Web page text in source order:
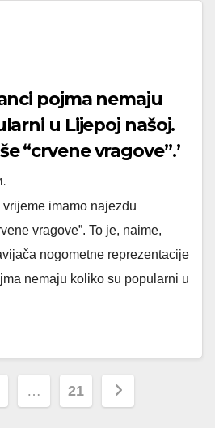
pojma nemaju
u Lijepoj našoj.
“crvene vragove”.’
imamo najezdu
vragove”. To je, naime,
nogometne reprezentacije
nemaju koliko su popularni u
… 21